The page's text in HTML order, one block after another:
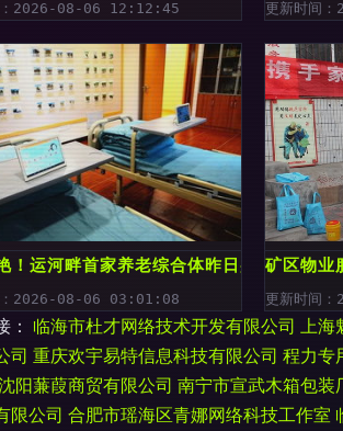
：2026-08-06 12:12:45 更新时间
！运河畔首家养老综合体昨日盛大开放，
：2026-08-06 03:01:08
矿区物业
更新时间
： 临海市杜才网络技术开发有限公司 上海
司 重庆欢宇易特信息科技有限公司 程力专
阳蒹葭商贸有限公司 南宁市宣武木箱包装
限公司 合肥市瑶海区青娜网络科技工作室